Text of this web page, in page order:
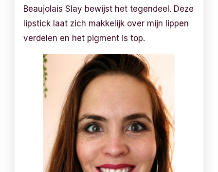
Beaujolais Slay bewijst het tegendeel. Deze
lipstick laat zich makkelijk over mijn lippen
verdelen en het pigment is top.